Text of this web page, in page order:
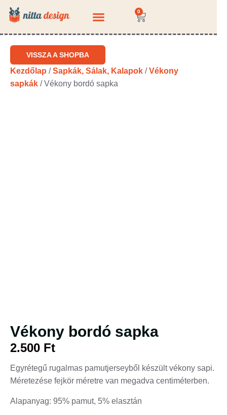
0
VISSZA A SHOPBA
Kezdőlap /Sapkák, Sálak, Kalapok /Vékony
sapkák / Vékony bordó sapka
Vékony bordó sapka
2.500 Ft
Egyrétegű rugalmas pamutjerseyből készült vékony sapi.
Méretezése fejkör méretre van megadva centiméterben.
Alapanyag: 95% pamut, 5% elasztán